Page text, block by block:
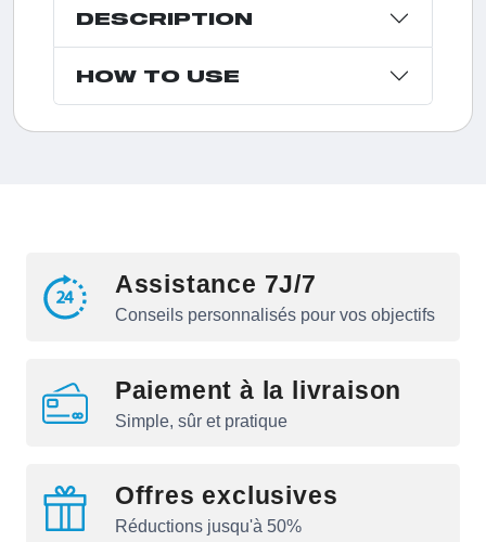
DESCRIPTION
HOW TO USE
Assistance 7J/7
Conseils personnalisés pour vos objectifs
Paiement à la livraison
Simple, sûr et pratique
Offres exclusives
Réductions jusqu'à 50%